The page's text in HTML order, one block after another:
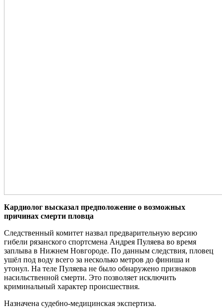
Кардиолог высказал предположение о возможных
причинах смерти пловца
Следственный комитет назвал предварительную версию
гибели рязанского спортсмена Андрея Пуляева во время
заплыва в Нижнем Новгороде. По данным следствия, пловец
ушёл под воду всего за несколько метров до финиша и
утонул. На теле Пуляева не было обнаружено признаков
насильственной смерти. Это позволяет исключить
криминальный характер происшествия.
Назначена судебно-медицинская экспертиза.